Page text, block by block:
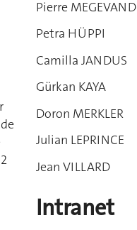
Pierre MEGEVAND
Petra HÜPPI
Camilla JANDUS
Gürkan KAYA
Doron MERKLER
Julian LEPRINCE
Jean VILLARD
Intranet